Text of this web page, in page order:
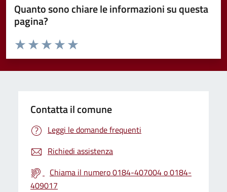
Quanto sono chiare le informazioni su questa
pagina?
Valuta da 1 a 5 stelle la pagina
Valuta 5 stelle su 5
Valuta 4 stelle su 5
Valuta 3 stelle su 5
Valuta 2 stelle su 5
Valuta 1 stelle su 5
Contatta il comune
Leggi le domande frequenti
Richiedi assistenza
Chiama il numero 0184-407004 o 0184-
409017